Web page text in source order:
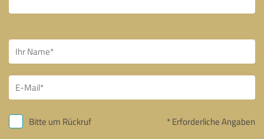
Bitte um Rückruf * Erforderliche Angaben